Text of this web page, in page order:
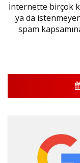
İnternette birçok
ya da
spam